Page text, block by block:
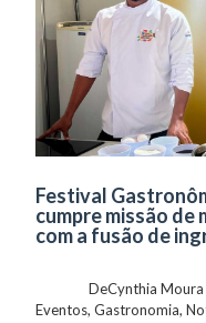
Festival
cumpre missão de
com a fusão de
DeCynthia
Eventos, Gastronomia,